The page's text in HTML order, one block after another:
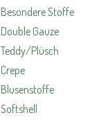
Besondere Stoffe
Double Gauze
Teddy/Plüsch
Crepe
Blusenstoffe
Softshell